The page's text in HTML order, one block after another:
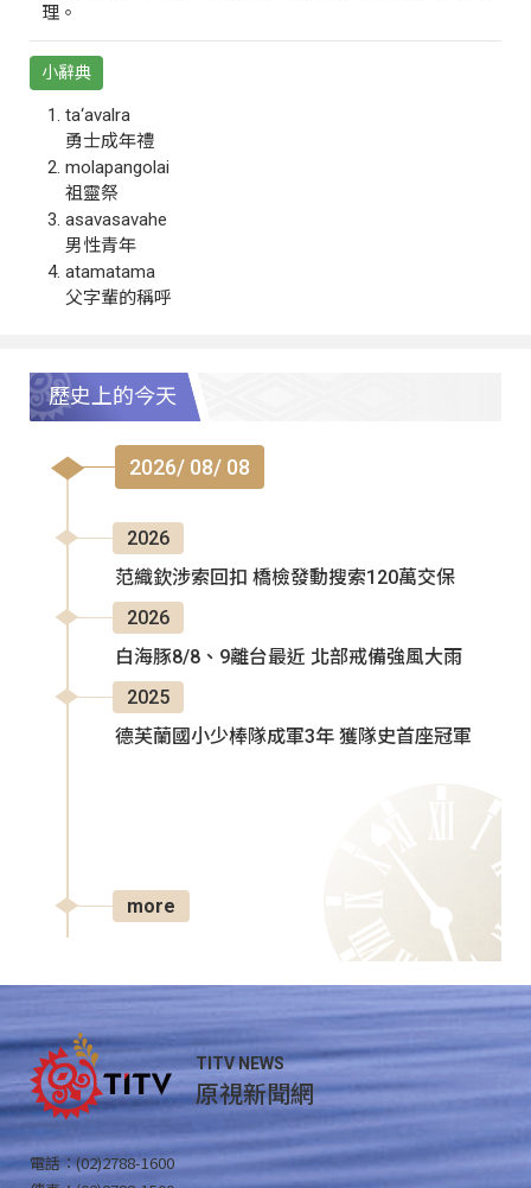
理。
小辭典
ta‘avalra
勇士成年禮
molapangolai
祖靈祭
asavasavahe
男性青年
atamatama
父字輩的稱呼
歷史上的今天
2026/ 08/ 08
2026
范織欽涉索回扣 橋檢發動搜索120萬交保
2026
白海豚8/8、9離台最近 北部戒備強風大雨
2025
德芙蘭國小少棒隊成軍3年 獲隊史首座冠軍
more
TITV NEWS
原視新聞網
電話：(02)2788-1600